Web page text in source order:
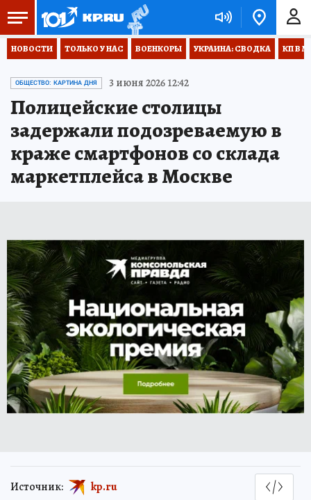
НОВОСТИ ТОЛЬКО У НАС ВОЕНКОРЫ УКРАИНА: СВОДКА КП В
ОБЩЕСТВО: КАРТИНА ДНЯ 3 июня 2026 12:42
Полицейские столицы
задержали подозреваемую в
краже смартфонов со склада
маркетплейса в Москве
Источник: kp.ru